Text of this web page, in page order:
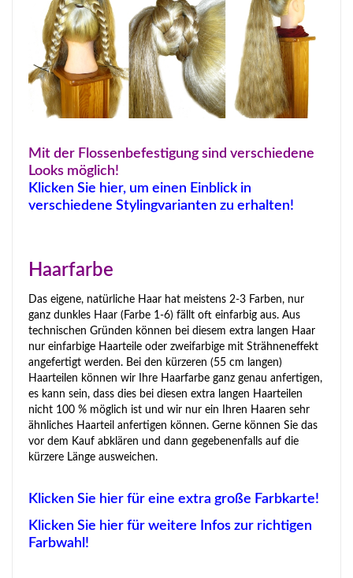
Mit der Flossenbefestigung sind verschiedene
Looks möglich!
Klicken Sie hier, um einen Einblick in
verschiedene Stylingvarianten zu erhalten!
Haarfarbe
Das eigene, natürliche Haar hat meistens 2-3 Farben, nur
ganz dunkles Haar (Farbe 1-6) fällt oft einfarbig aus. Aus
technischen Gründen können bei diesem extra langen Haar
nur einfarbige Haarteile oder zweifarbige mit Strähneneffekt
angefertigt werden. Bei den kürzeren (55 cm langen)
Haarteilen können wir Ihre Haarfarbe ganz genau anfertigen,
es kann sein, dass dies bei diesen extra langen Haarteilen
nicht 100 % möglich ist und wir nur ein Ihren Haaren sehr
ähnliches Haarteil anfertigen können. Gerne können Sie das
vor dem Kauf abklären und dann gegebenenfalls auf die
kürzere Länge ausweichen.
Klicken Sie hier für eine extra große Farbkarte!
Klicken Sie hier für weitere Infos zur richtigen
Farbwahl!